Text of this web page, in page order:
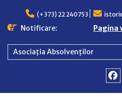
content
(+373) 22 240753
Notificare: Pagina
Asociația Absolvenților